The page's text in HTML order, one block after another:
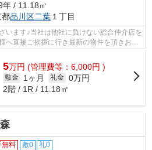
年 / 11.18㎡
都品川区二葉１丁目
います♪当社は他社に負けない総合仲介店を
へ直接ご挨拶に行き最新の物件を頂きお客
報は...
5万円 (管理費等：6,000円 )
敷金 1ヶ月 礼金 0万円
2階 / 1R / 11.18㎡
無料 敷0 礼0